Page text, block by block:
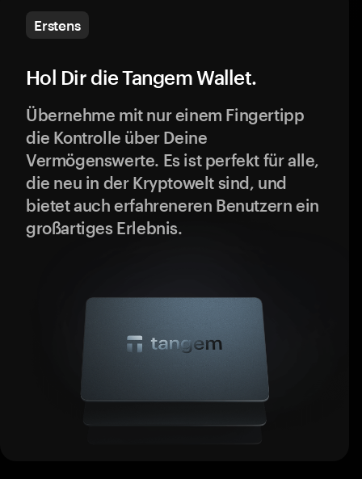
Erstens
Hol Dir die Tangem Wallet.
Übernehme mit nur einem Fingertipp
die Kontrolle über Deine
Vermögenswerte. Es ist perfekt für alle,
die neu in der Kryptowelt sind, und
bietet auch erfahreneren Benutzern ein
großartiges Erlebnis.